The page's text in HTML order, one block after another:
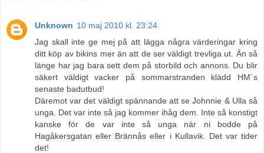
Unknown 10 maj 2010 kl. 23:24
Jag skall inte ge mej på att lägga några värderingar kring
ditt köp av bikins mer än att de ser väldigt trevliga ut. Än så
länge har jag bara sett dem på storbild och annons. Du blir
säkert väldigt vacker på sommarstranden klädd HM´s
senaste badutbud!
Däremot var det väldigt spännande att se Johnnie & Ulla så
unga. Det var inte så jag kommer ihåg dem. Inte så konstigt
kanske för de var inte så unga när ni bodde på
Hagåkersgatan eller Brännås eller i Kullavik. Det var tider
det!